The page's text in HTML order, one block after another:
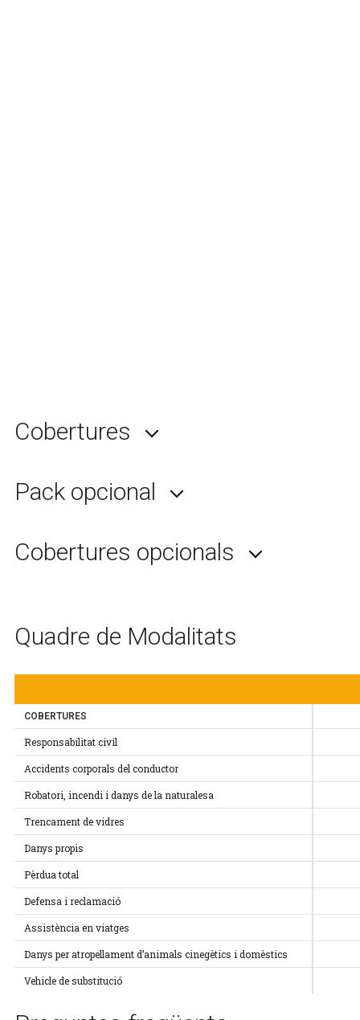
Cobertures
Pack opcional
Cobertures opcionals
Quadre de Modalitats
COBERTURES
Responsabilitat civil
Accidents corporals del conductor
Robatori, incendi i danys de la naturalesa
Trencament de vidres
Danys propis
Pèrdua total
Defensa i reclamació
Assistència en viatges
Danys per atropellament d’animals cinegètics i domèstics
Vehicle de substitució